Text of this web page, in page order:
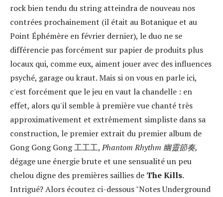
rock bien tendu du string atteindra de nouveau nos
contrées prochainement (il était au Botanique et au
Point Éphémère en février dernier), le duo ne se
différencie pas forcément sur papier de produits plus
locaux qui, comme eux, aiment jouer avec des influences
psyché, garage ou kraut. Mais si on vous en parle ici,
c'est forcément que le jeu en vaut la chandelle : en
effet, alors qu'il semble à première vue chanté très
approximativement et extrêmement simpliste dans sa
construction, le premier extrait du premier album de
Gong Gong Gong 工工工,Phantom Rhythm 幽靈節奏,
dégage une énergie brute et une sensualité un peu
chelou digne des premières saillies de The Kills.
Intrigué? Alors écoutez ci-dessous "Notes Underground